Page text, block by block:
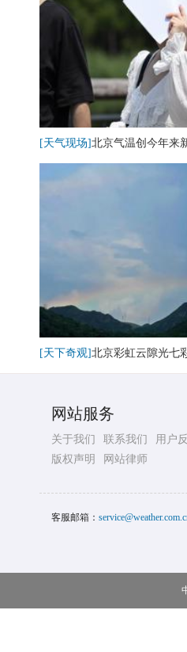
[天气现场]北京气温创今年来
[天下奇观]北京彩虹云隙光七
网站服务
关于我们 联系我们
用户
版权声明
网站律师
客服邮箱：